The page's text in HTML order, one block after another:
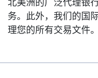
务。此外，我们的国
理您的所有交易文件。